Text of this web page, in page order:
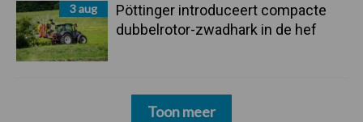
3 aug
Pöttinger introduceert compacte
dubbelrotor-zwadhark in de hef
Toon meer